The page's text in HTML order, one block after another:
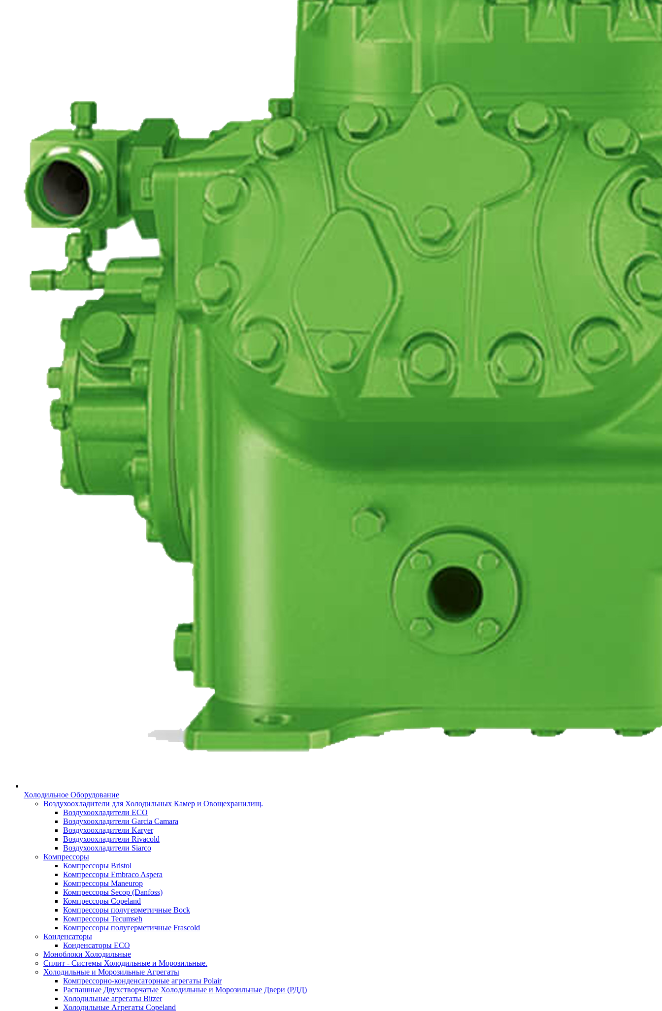
Холодильное Оборудование
Воздухоохладители для Холодильных Камер и Овощехранилищ.
Воздухоохладители ECO
Воздухоохладители Garcia Camara
Воздухоохладители Karyer
Воздухоохладители Rivacold
Воздухоохладители Siarco
Компрессоры
Компрессоры Bristol
Компрессоры Embraco Aspera
Компрессоры Maneurop
Компрессоры Secop (Danfoss)
Компрессоры Copeland
Компрессоры полугерметичные Bock
Компрессоры Tecumseh
Компрессоры полугерметичные Frascold
Конденсаторы
Конденсаторы ECO
Моноблоки Холодильные
Сплит - Системы Холодильные и Морозильные.
Холодильные и Морозильные Агрегаты
Компрессорно-конденсаторные агрегаты Polair
Распашные Двухстворчатые Холодильные и Морозильные Двери (РДД)
Холодильные агрегаты Bitzer
Холодильные Агрегаты Copeland